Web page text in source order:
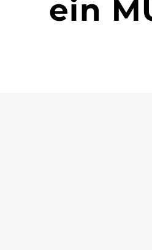
ein